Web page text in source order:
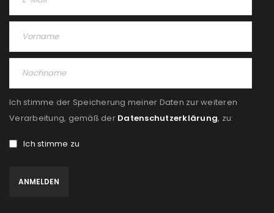
E-Mail-Adresse
Ich stimme der Speicherung meiner Daten zur weiteren
Verarbeitung, gemäß der Datenschutzerklärung, zu:
Ich stimme zu